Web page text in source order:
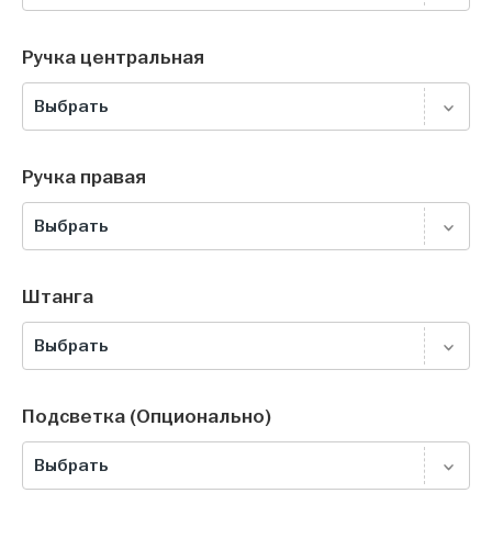
Ручка центральная
Выбрать
Ручка правая
Выбрать
Штанга
Выбрать
Подсветка (Опционально)
Выбрать